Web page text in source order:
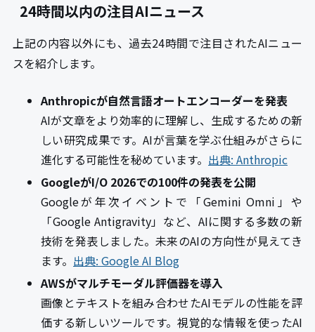
24時間以内の注目AIニュース
上記の内容以外にも、過去24時間で注目されたAIニュー
スを紹介します。
Anthropicが自然言語オートエンコーダーを発表
AIが文章をより効率的に理解し、生成するための新
しい研究成果です。AIが言葉を学ぶ仕組みがさらに
進化する可能性を秘めています。 出典: Anthropic
GoogleがI/O 2026での100件の発表を公開
Googleが年次イベントで「Gemini Omni」や
「Google Antigravity」など、AIに関する多数の新
技術を発表しました。未来のAIの方向性が見えてき
ます。 出典: Google AI Blog
AWSがマルチモーダル評価器を導入
画像とテキストを組み合わせたAIモデルの性能を評
価する新しいツールです。視覚的な情報を使ったAI